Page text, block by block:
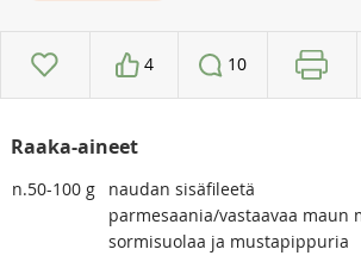
4 10
Raaka-aineet
n.50-100 g
naudan sisäfileetä
parmesaania/vastaavaa maun
sormisuolaa ja mustapippuria